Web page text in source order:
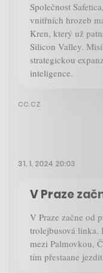
Společnost
vnitřních hrozeb
Kren, který už
Silicon Valley.
strategickou
inteligence.
cc.cz
31. 1. 2024 20:03
V Praze
V Praze začne od
trolejbusová linka.
mezi Palmovkou,
tím přestaane